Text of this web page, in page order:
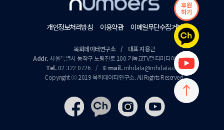
후원
하기
개인정보처리방침 이용약관 이메일무단수집거부
목회데이터연구소 / 대표 지용근
Addr.서울특별시 동작구 노량진로 100 기독교TV멀티미디어센터 9층
Tel. 02-322-0726 / E-mail. mhdata@mhdata.or.kr
Copyright ⓒ 2019 목회데이터연구소. All Rights Reserved.